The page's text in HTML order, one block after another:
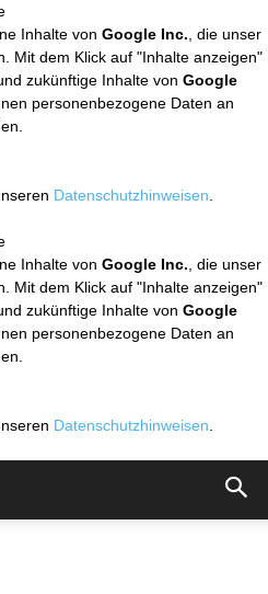
Inhalte von Google Inc. , die unser
Mit dem Klick auf "Inhalte anzeigen"
zukünftige Inhalte von Google
personenbezogene Daten an
Datenschutzhinweisen
Inhalte von Google Inc. , die unser
Mit dem Klick auf "Inhalte anzeigen"
zukünftige Inhalte von Google
personenbezogene Daten an
Datenschutzhinweisen